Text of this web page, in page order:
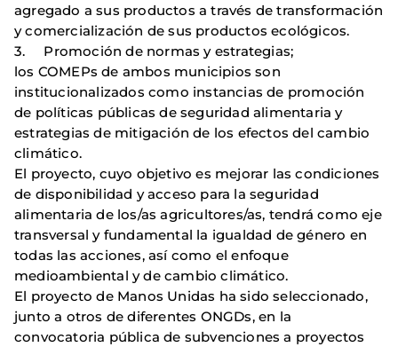
agregado a sus productos a través de transformación
y comercialización de sus productos ecológicos.
3. Promoción de normas y estrategias;
los COMEPs de ambos municipios son
institucionalizados como instancias de promoción
de políticas públicas de seguridad alimentaria y
estrategias de mitigación de los efectos del cambio
climático.
El proyecto, cuyo objetivo es mejorar las condiciones
de disponibilidad y acceso para la seguridad
alimentaria de los/as agricultores/as, tendrá como eje
transversal y fundamental la igualdad de género en
todas las acciones, así como el enfoque
medioambiental y de cambio climático.
El proyecto de Manos Unidas ha sido seleccionado,
junto a otros de diferentes ONGDs, en la
convocatoria pública de subvenciones a proyectos